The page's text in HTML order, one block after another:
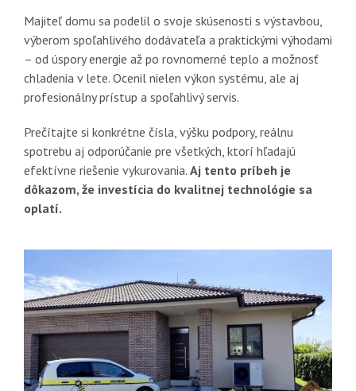
Majiteľ domu sa podelil o svoje skúsenosti s výstavbou,
výberom spoľahlivého dodávateľa a praktickými výhodami
– od úspory energie až po rovnomerné teplo a možnosť
chladenia v lete. Ocenil nielen výkon systému, ale aj
profesionálny prístup a spoľahlivý servis.
Prečítajte si konkrétne čísla, výšku podpory, reálnu
spotrebu aj odporúčanie pre všetkých, ktorí hľadajú
efektívne riešenie vykurovania. Aj tento príbeh je
dôkazom, že investícia do kvalitnej technológie sa
oplatí.